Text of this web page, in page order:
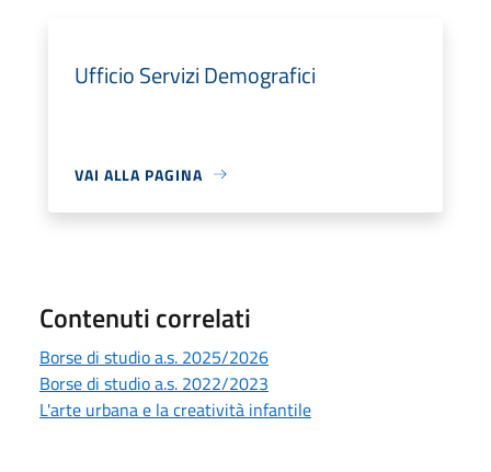
Ufficio Servizi Demografici
VAI ALLA PAGINA
Contenuti correlati
Borse di studio a.s. 2025/2026
Borse di studio a.s. 2022/2023
L'arte urbana e la creatività infantile